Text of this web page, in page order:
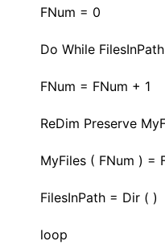
FNum = 0
Do While
FNum = FNum + 1
ReDim Preserve
MyFiles ( FNum ) =
FilesInPath = Dir ( )
loop